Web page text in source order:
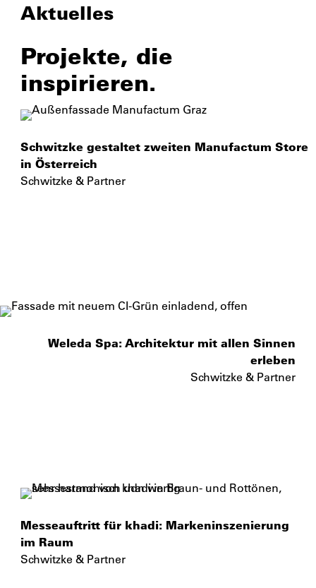
Aktuelles
Projekte, die
inspirieren.
Schwitzke gestaltet zweiten Manufactum Store
in Österreich
Schwitzke & Partner
Weleda Spa: Architektur mit allen Sinnen
erleben
Schwitzke & Partner
Messeauftritt für khadi: Markeninszenierung
im Raum
Schwitzke & Partner